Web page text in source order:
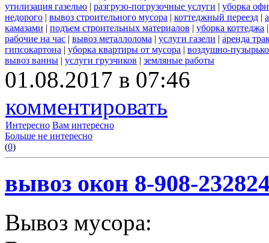
утилизация газелью | разгрузо-погрузочные услуги | уборка
недорого | вывоз строительного мусора | коттеджный переезд |
камазами | подъем строительных материалов | уборка коттеджа
рабочие на час | вывоз металлолома | услуги газели | аренда
гипсокартона | уборка квартиры от мусора | воздушно-
вывоз ванны | услуги грузчиков | земляные работы
01.08.2017 в 07:46
комментировать
Интересно Вам интересно
Больше не интересно
(0)
вывоз окон 8-908-
Вывоз мусора: